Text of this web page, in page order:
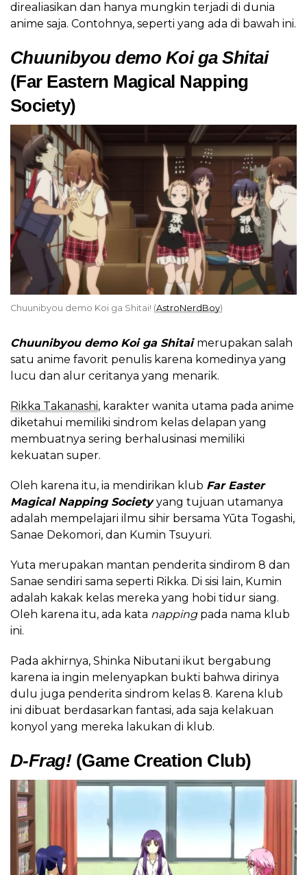
direaliasikan dan hanya mungkin terjadi di dunia
anime saja. Contohnya, seperti yang ada di bawah ini.
Chuunibyou demo Koi ga Shitai
(Far Eastern Magical Napping
Society)
Chuunibyou demo Koi ga Shitai! (AstroNerdBoy)
Chuunibyou demo Koi ga Shitai merupakan salah
satu anime favorit penulis karena komedinya yang
lucu dan alur ceritanya yang menarik.
Rikka Takanashi, karakter wanita utama pada anime
diketahui memiliki sindrom kelas delapan yang
membuatnya sering berhalusinasi memiliki
kekuatan super.
Oleh karena itu, ia mendirikan klub Far Easter
Magical Napping Societyyang tujuan utamanya
adalah mempelajari ilmu sihir bersama Yūta Togashi,
Sanae Dekomori, dan Kumin Tsuyuri.
Yuta merupakan mantan penderita sindirom 8 dan
Sanae sendiri sama seperti Rikka. Di sisi lain, Kumin
adalah kakak kelas mereka yang hobi tidur siang.
Oleh karena itu, ada kata napping pada nama klub
ini.
Pada akhirnya, Shinka Nibutani ikut bergabung
karena ia ingin melenyapkan bukti bahwa dirinya
dulu juga penderita sindrom kelas 8. Karena klub
ini dibuat berdasarkan fantasi, ada saja kelakuan
konyol yang mereka lakukan di klub.
D-Frag!(Game Creation Club)